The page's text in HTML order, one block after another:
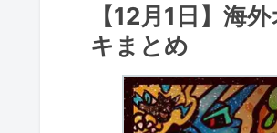
【12月1日】海
キまとめ